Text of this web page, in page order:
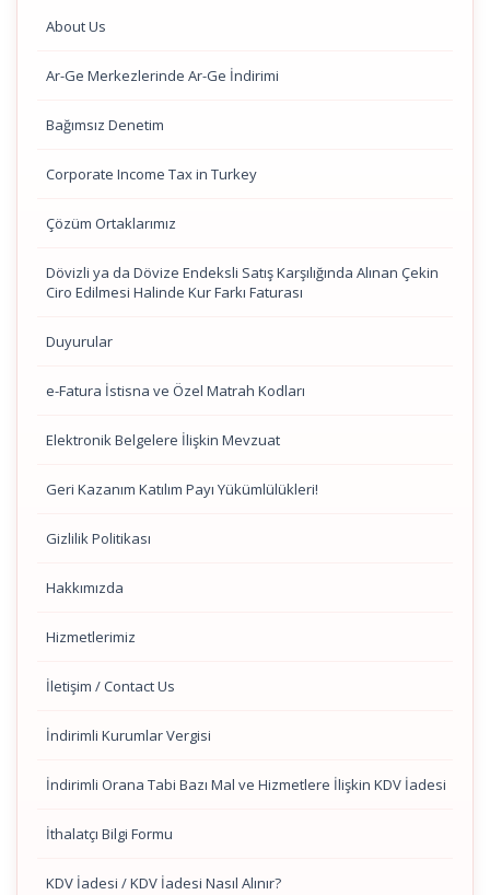
About Us
Ar-Ge Merkezlerinde Ar-Ge İndirimi
Bağımsız Denetim
Corporate Income Tax in Turkey
Çözüm Ortaklarımız
Dövizli ya da Dövize Endeksli Satış Karşılığında Alınan Çekin
Ciro Edilmesi Halinde Kur Farkı Faturası
Duyurular
e-Fatura İstisna ve Özel Matrah Kodları
Elektronik Belgelere İlişkin Mevzuat
Geri Kazanım Katılım Payı Yükümlülükleri!
Gizlilik Politikası
Hakkımızda
Hizmetlerimiz
İletişim / Contact Us
İndirimli Kurumlar Vergisi
İndirimli Orana Tabi Bazı Mal ve Hizmetlere İlişkin KDV İadesi
İthalatçı Bilgi Formu
KDV İadesi / KDV İadesi Nasıl Alınır?